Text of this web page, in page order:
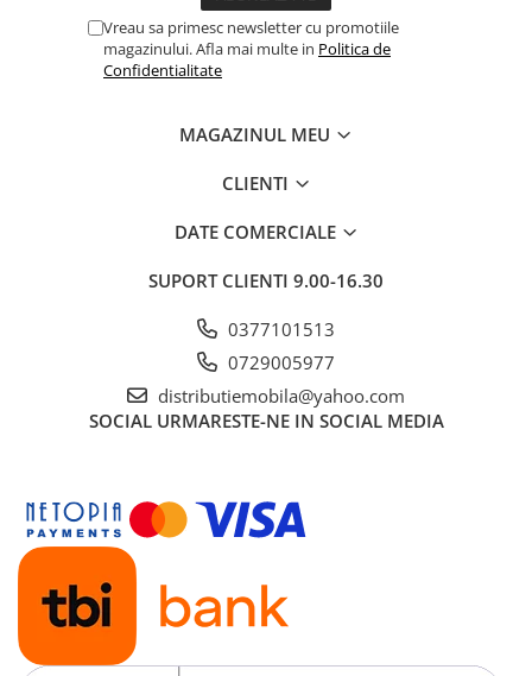
Vreau sa primesc newsletter cu promotiile
magazinului. Afla mai multe in Politica de
Confidentialitate
MAGAZINUL MEU
CLIENTI
DATE COMERCIALE
SUPORT CLIENTI 9.00-16.30
0377101513
0729005977
distributiemobila@yahoo.com
SOCIAL URMARESTE-NE IN SOCIAL MEDIA